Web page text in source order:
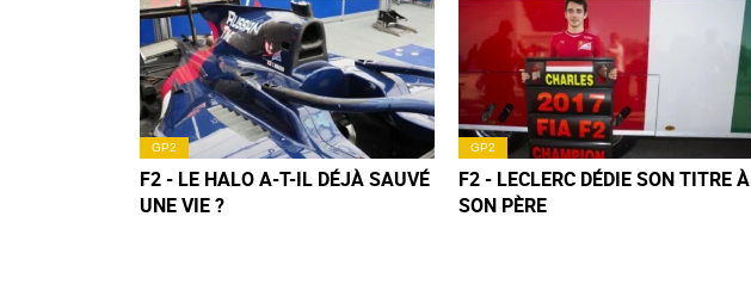
GP2
F2 - LE HALO A-T-IL DÉJÀ SAUVÉ
UNE VIE ?
GP2
F2 - LECLERC DÉDIE SON TITRE À
SON PÈRE